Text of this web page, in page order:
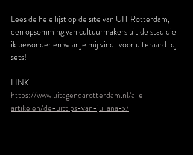
Lees de hele lijst op de site van UIT Rotterdam,
een opsomming van cultuurmakers uit de stad die
ik bewonder en waar je mij vindt voor uiteraard: dj
sets!
LINK:
https://www.uitagendarotterdam.nl/alle-
artikelen/de-uittips-van-juliana-x/